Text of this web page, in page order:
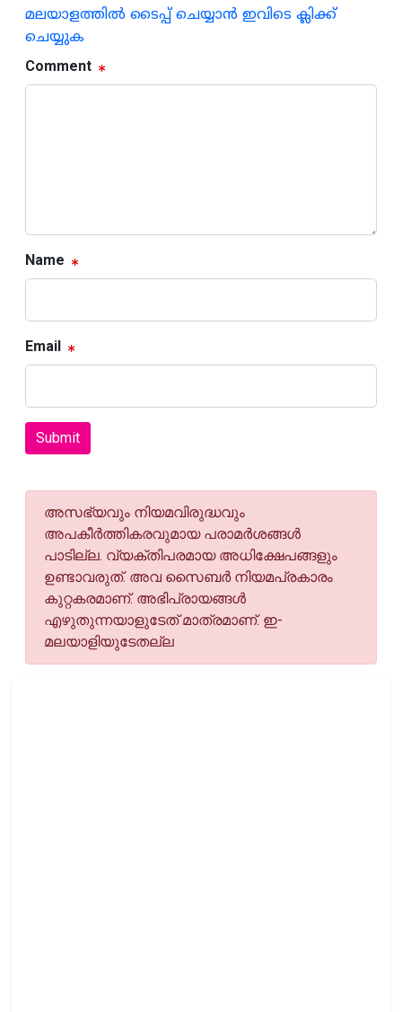
മലയാളത്തില്‍ ടൈപ്പ് ചെയ്യാന്‍ ഇവിടെ ക്ലിക്ക്
ചെയ്യുക
Comment
Name
Email
Submit
അസഭ്യവും നിയമവിരുദ്ധവും
അപകീര്‍ത്തികരവുമായ പരാമര്‍ശങ്ങള്‍
പാടില്ല. വ്യക്തിപരമായ അധിക്ഷേപങ്ങളും
ഉണ്ടാവരുത്. അവ സൈബര്‍ നിയമപ്രകാരം
കുറ്റകരമാണ്. അഭിപ്രായങ്ങള്‍
എഴുതുന്നയാളുടേത് മാത്രമാണ്. ഇ-
മലയാളിയുടേതല്ല